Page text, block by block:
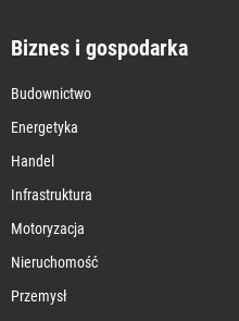
Biznes i gospodarka
Budownictwo
Energetyka
Handel
Infrastruktura
Motoryzacja
Nieruchomość
Przemysł